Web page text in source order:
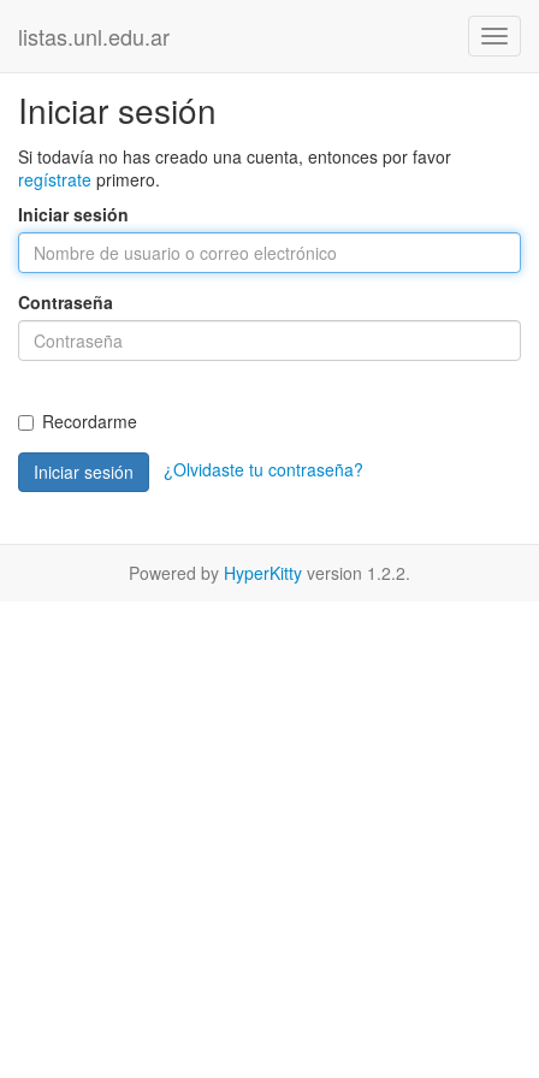
listas.unl.edu.ar
Iniciar sesión
Si todavía no has creado una cuenta, entonces por favor
regístrate primero.
Iniciar sesión
Contraseña
Recordarme
Iniciar sesión ¿Olvidaste tu contraseña?
Powered by HyperKitty version 1.2.2.